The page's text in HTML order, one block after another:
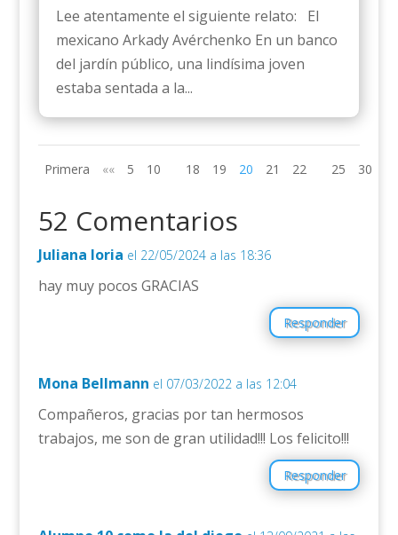
Lee atentamente el siguiente relato: El
mexicano Arkady Avérchenko En un banco
del jardín público, una lindísima joven
estaba sentada a la...
Primera «« 5 10 18 19 20 21 22 25 30
52 Comentarios
Juliana loria el 22/05/2024 a las 18:36
hay muy pocos GRACIAS
Responder
Mona Bellmann el 07/03/2022 a las 12:04
Compañeros, gracias por tan hermosos
trabajos, me son de gran utilidad!!! Los felicito!!!
Responder